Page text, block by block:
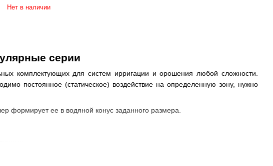
серии
комплектующих для систем ирригации и орошения любой сложности.
постоянное (статическое) воздействие на определенную зону, нужно
формирует ее в водяной конус заданного размера.
Нет в наличии